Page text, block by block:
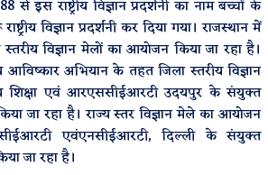
इस राष्ट्रीय विज्ञान प्रदर्शनी का नाम बच्चों के
विज्ञान प्रदर्शनी कर दिया गया। राजस्थान में
विज्ञान मेलों का आयोजन किया जा रहा है।
आविष्कार अभियान के तहत जिला स्तरीय विज्ञान
एवं आरएससीईआरटी उदयपुर के संयुक्त
जा रहा है। राज्य स्तर विज्ञान मेले का आयोजन
एवंएनसीईआरटी, दिल्ली के संयुक्त
जा रहा है।